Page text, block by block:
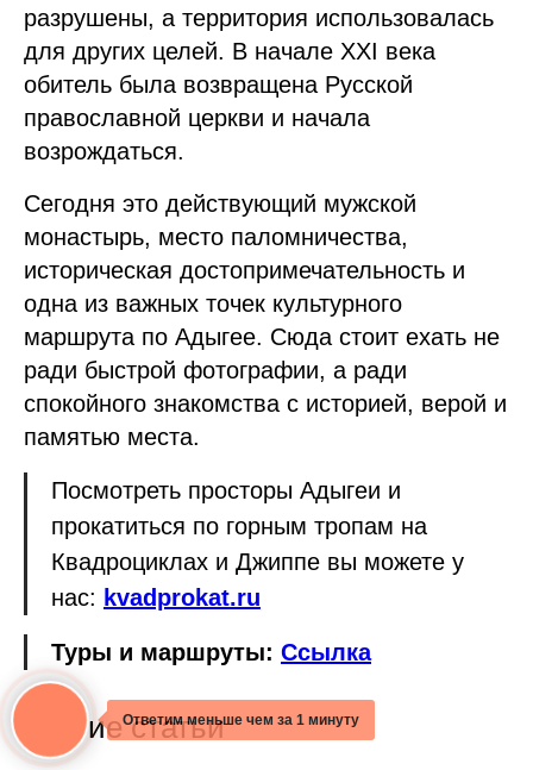
разрушены, а территория использовалась
для других целей. В начале XXI века
обитель была возвращена Русской
православной церкви и начала
возрождаться.
Сегодня это действующий мужской
монастырь, место паломничества,
историческая достопримечательность и
одна из важных точек культурного
маршрута по Адыгее. Сюда стоит ехать не
ради быстрой фотографии, а ради
спокойного знакомства с историей, верой и
памятью места.
Посмотреть просторы Адыгеи и
прокатиться по горным тропам на
Квадроциклах и Джиппе вы можете у
нас: kvadprokat.ru
Туры и маршруты: Ссылка
Другие статьи
Ответим меньше чем за 1 минуту